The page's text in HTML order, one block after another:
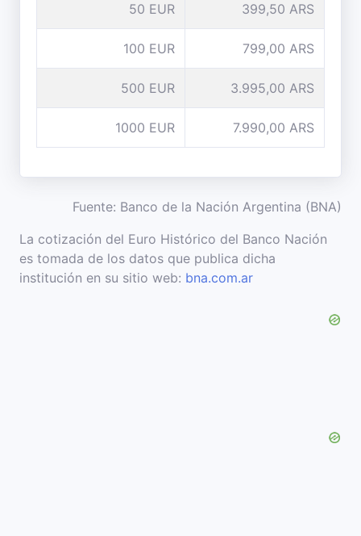
50 EUR 399,50 ARS
100 EUR 799,00 ARS
500 EUR 3.995,00 ARS
1000 EUR 7.990,00 ARS
Fuente: Banco de la Nación Argentina (BNA)
La cotización del Euro Histórico del Banco Nación
es tomada de los datos que publica dicha
institución en su sitio web: bna.com.ar